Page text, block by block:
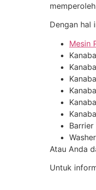
Dengan hal
Mesin
Atau Anda
Untuk